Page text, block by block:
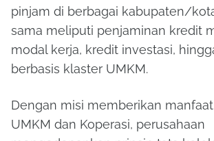
pinjam di berbagai kabupaten/
sama meliputi penjaminan kredit
modal kerja, kredit investasi,
berbasis klaster UMKM.
Dengan misi memberikan
UMKM dan Koperasi, perusahaan